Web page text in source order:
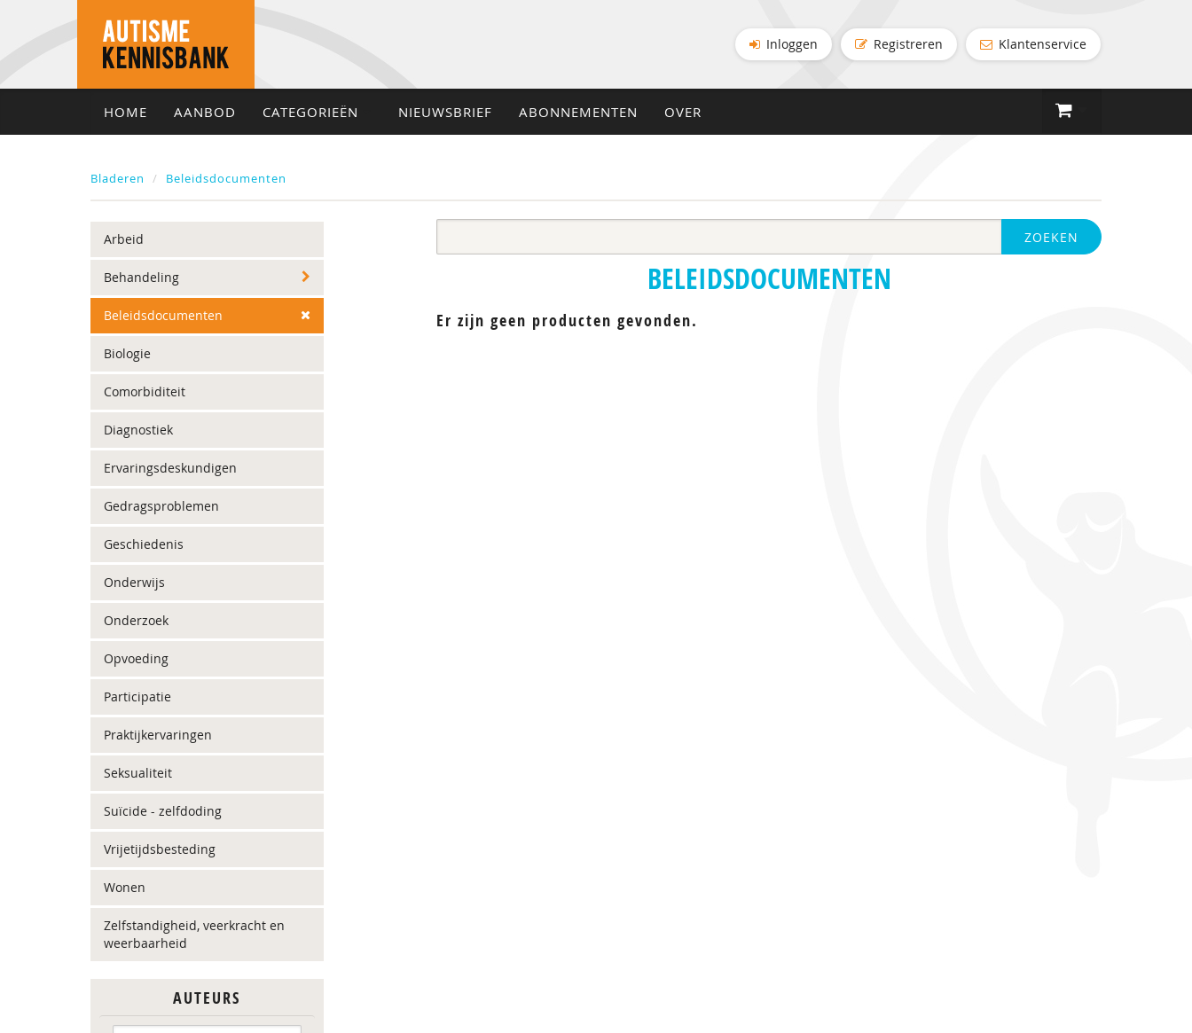
Inloggen Registreren Klantenservice
HOME AANBOD CATEGORIEËN NIEUWSBRIEF ABONNEMENTEN OVER
Bladeren Beleidsdocumenten
Arbeid
Behandeling
Beleidsdocumenten
Biologie
Comorbiditeit
Diagnostiek
Ervaringsdeskundigen
Gedragsproblemen
Geschiedenis
Onderwijs
Onderzoek
Opvoeding
Participatie
Praktijkervaringen
Seksualiteit
Suïcide - zelfdoding
Vrijetijdsbesteding
Wonen
Zelfstandigheid, veerkracht en
weerbaarheid
AUTEURS
ZOEKEN
BELEIDSDOCUMENTEN
Er zijn geen producten gevonden.